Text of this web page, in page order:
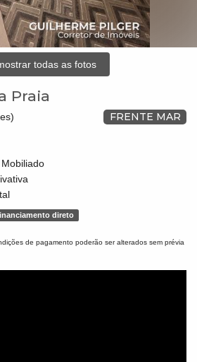
todas as fotos
Praia
FRENTE MAR
direto
de pagamento poderão ser alterados sem prévia